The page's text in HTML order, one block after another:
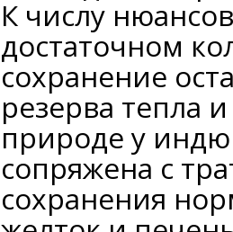
К числу
достаточном
сохранение
резерва тепла
природе у
сопряжена с
сохранения